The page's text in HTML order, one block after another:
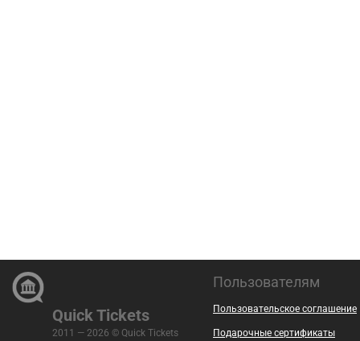
Quick Tickets
2011 — 2026 © Quick Tickets
Пользователям
Пользовательское соглашение
Подарочные сертификаты